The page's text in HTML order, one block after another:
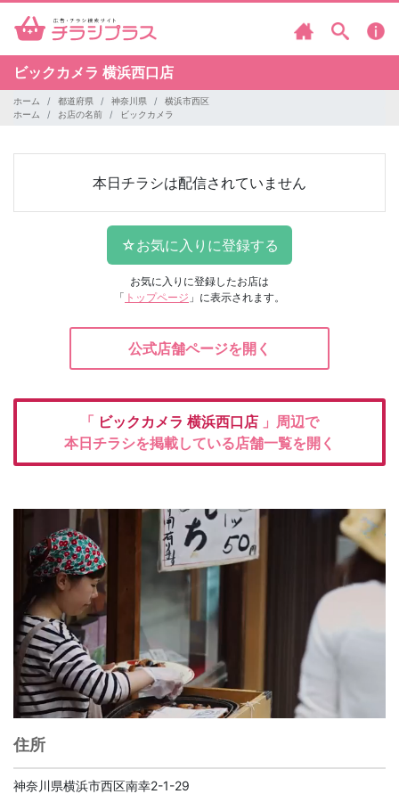
ビックカメラ 横浜西口店
ホーム 都道府県 神奈川県
横浜市西区
ホーム
お店の名前 ビックカメラ
本日チラシは配信されていません
お気に入りに登録したお店は
「 トップページ 」に表示されます。
公式店舗ページを開く
「 ビックカメラ 横浜西口店 」周辺で
本日チラシを掲載している店舗一覧を開く
住所
神奈川県横浜市西区南幸2-1-29